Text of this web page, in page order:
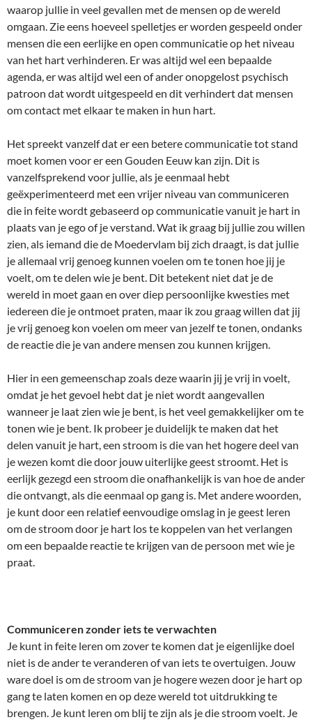
waarop jullie in veel gevallen met de mensen op de wereld
omgaan. Zie eens hoeveel spelletjes er worden gespeeld onder
mensen die een eerlijke en open communicatie op het niveau
van het hart verhinderen. Er was altijd wel een bepaalde
agenda, er was altijd wel een of ander onopgelost psychisch
patroon dat wordt uitgespeeld en dit verhindert dat mensen
om contact met elkaar te maken in hun hart.
Het spreekt vanzelf dat er een betere communicatie tot stand
moet komen voor er een Gouden Eeuw kan zijn. Dit is
vanzelfsprekend voor jullie, als je eenmaal hebt
geëxperimenteerd met een vrijer niveau van communiceren
die in feite wordt gebaseerd op communicatie vanuit je hart in
plaats van je ego of je verstand. Wat ik graag bij jullie zou willen
zien, als iemand die de Moedervlam bij zich draagt, is dat jullie
je allemaal vrij genoeg kunnen voelen om te tonen hoe jij je
voelt, om te delen wie je bent. Dit betekent niet dat je de
wereld in moet gaan en over diep persoonlijke kwesties met
iedereen die je ontmoet praten, maar ik zou graag willen dat jij
je vrij genoeg kon voelen om meer van jezelf te tonen, ondanks
de reactie die je van andere mensen zou kunnen krijgen.
Hier in een gemeenschap zoals deze waarin jij je vrij in voelt,
omdat je het gevoel hebt dat je niet wordt aangevallen
wanneer je laat zien wie je bent, is het veel gemakkelijker om te
tonen wie je bent. Ik probeer je duidelijk te maken dat het
delen vanuit je hart, een stroom is die van het hogere deel van
je wezen komt die door jouw uiterlijke geest stroomt. Het is
eerlijk gezegd een stroom die onafhankelijk is van hoe de ander
die ontvangt, als die eenmaal op gang is. Met andere woorden,
je kunt door een relatief eenvoudige omslag in je geest leren
om de stroom door je hart los te koppelen van het verlangen
om een bepaalde reactie te krijgen van de persoon met wie je
praat.
Communiceren zonder iets te verwachten
Je kunt in feite leren om zover te komen dat je eigenlijke doel
niet is de ander te veranderen of van iets te overtuigen. Jouw
ware doel is om de stroom van je hogere wezen door je hart op
gang te laten komen en op deze wereld tot uitdrukking te
brengen. Je kunt leren om blij te zijn als je die stroom voelt. Je